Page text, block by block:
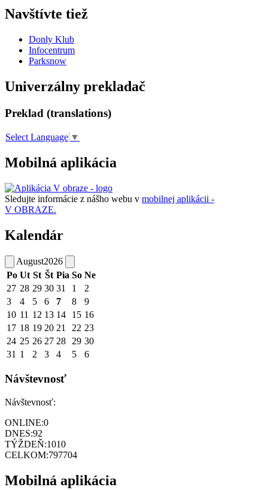
Navštívte tiež
Donly Klub
Infocentrum
Parksnow
Univerzálny prekladač
Preklad (translations)
Select Language ▼
Mobilná aplikácia
Sledujte informácie z nášho webu v mobilnej aplikácii -
V OBRAZE.
Kalendár
August2026
Po Ut St Št Pia So Ne
27 28 29 30 31 1
2
3
4 5 6 7 8
9
10 11 12 13 14 15 16
17 18 19 20 21 22 23
24 25 26 27 28 29 30
31 1 2 3 4 5 6
Návštevnosť
Návštevnosť:
ONLINE:0
DNES:92
TÝŽDEŇ:1010
CELKOM:797704
Mobilná aplikácia